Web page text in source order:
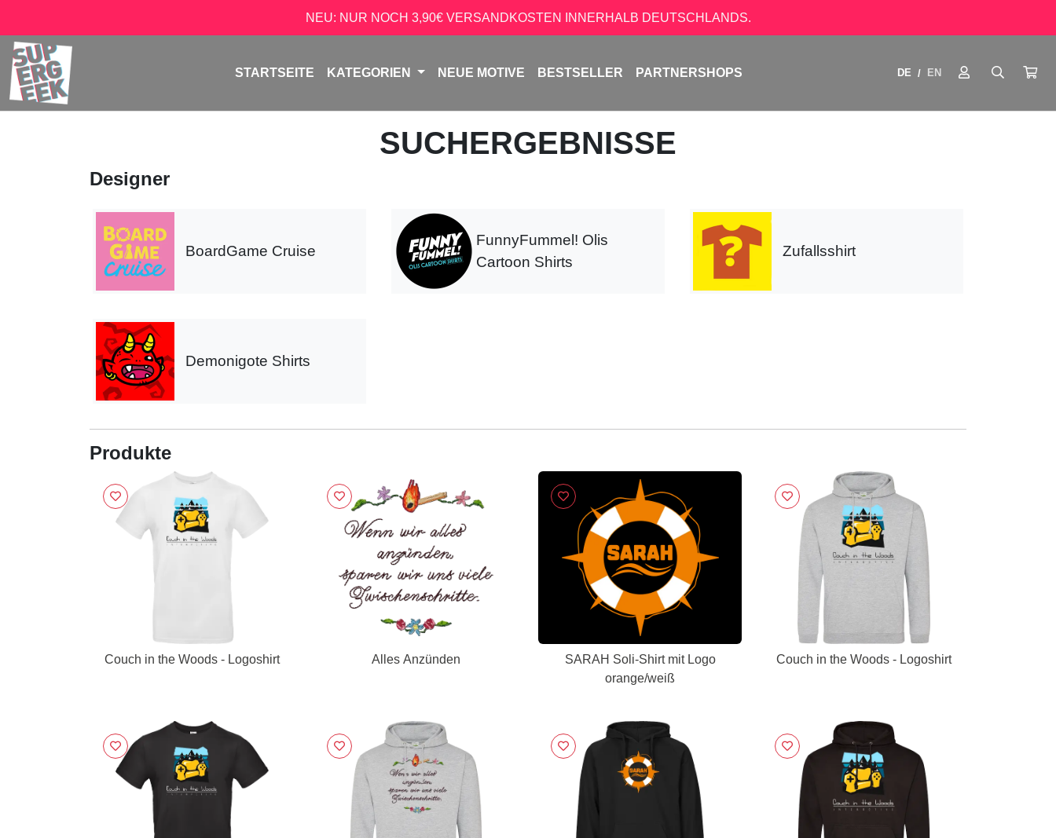
NEU: NUR NOCH 3,90€ VERSANDKOSTEN INNERHALB DEUTSCHLANDS.
STARTSEITE KATEGORIEN NEUE MOTIVE BESTSELLER PARTNERSHOPS DE / EN
SUCHERGEBNISSE
Designer
BoardGame Cruise
FunnyFummel! Olis
Cartoon Shirts
Zufallsshirt
Demonigote Shirts
Produkte
Couch in the Woods - Logoshirt Alles Anzünden
SARAH Soli-Shirt mit Logo
orange/weiß
Couch in the Woods - Logoshirt